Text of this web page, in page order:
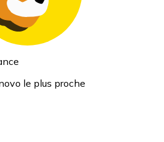
le plus proche